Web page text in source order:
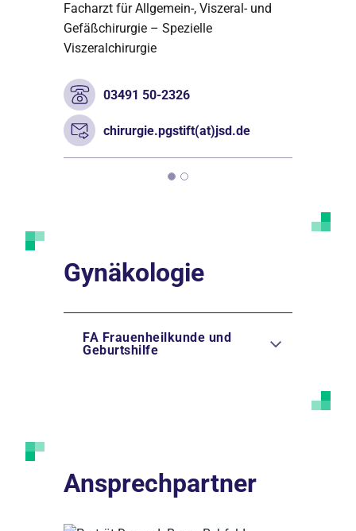
Facharzt für Allgemein-, Viszeral- und
Gefäßchirurgie – Spezielle
Viszeralchirurgie
03491 50-2326
chirurgie.pgstift(at)jsd.de
Gynäkologie
FA Frauenheilkunde und
Geburtshilfe
Ansprechpartner